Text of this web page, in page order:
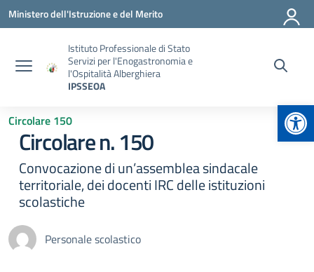
Vai ai contenuti
Vai al menu di navigazione
Vai al footer
Ministero dell'Istruzione e del Merito
Istituto Professionale di Stato
Servizi per l'Enogastronomia e
l'Ospitalità Alberghiera
IPSSEOA
Circolare 150
Circolare n. 150
Convocazione di un’assemblea sindacale
territoriale, dei docenti IRC delle istituzioni
scolastiche
Personale scolastico